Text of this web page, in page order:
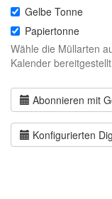
Gelbe Tonne
Papiertonne
Wähle die Müllarten
Kalender
Abonnieren mit
Konfigurierten